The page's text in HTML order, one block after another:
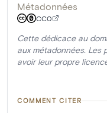
Métadonnées
CC0
Cette dédicace au
aux métadonnées. Les
avoir leur propre
COMMENT CITER